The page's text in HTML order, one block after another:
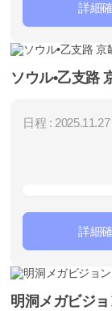
詳細
ソウル•乙支路
日程 :
詳細
明洞メガビジ